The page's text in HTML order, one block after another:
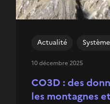
CO3D : des
les montagnes
Actualité
10 décembre 2025